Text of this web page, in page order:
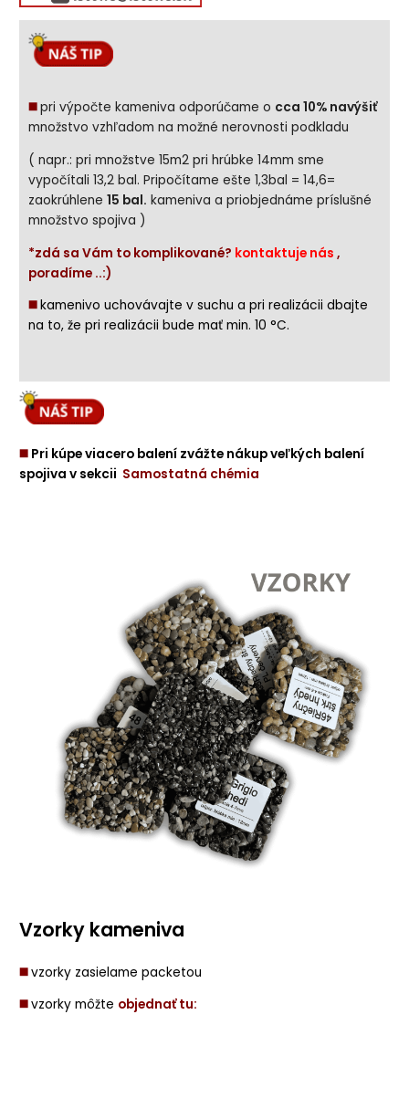
◼️pri výpočte kameniva odporúčame o cca 10% navýšiť
množstvo vzhľadom na možné nerovnosti podkladu
( napr.: pri množstve 15m2 pri hrúbke 14mm sme
vypočítali 13,2 bal. Pripočítame ešte 1,3bal = 14,6=
zaokrúhlene15 bal. kameniva a priobjednáme príslušné
množstvo spojiva )
*zdá sa Vám to komplikované? kontaktuje nás ,
poradíme ..:)
◼️kamenivo uchovávajte v suchu a pri realizácii dbajte
na to, že pri realizácii bude mať min. 10 °C.
◼️ Pri kúpe viacero balení zvážte nákup veľkých balení
spojiva v sekcii Samostatná chémia
Vzorky kameniva
◼️vzorky zasielame packetou
◼️vzorky môžte objednať tu: